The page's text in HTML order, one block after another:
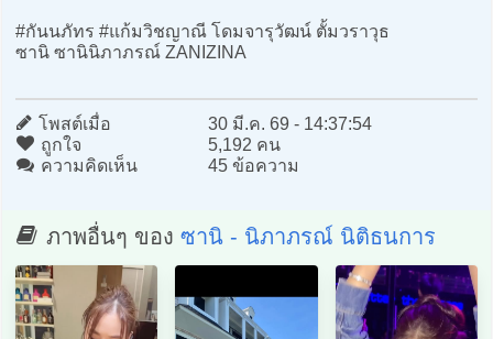
#กันนภัทร #แก้มวิชญาณี โดมจารุวัฒน์ ตั้มวราวุธ
ซานิ ซานินิภาภรณ์ ZANIZINA
โพสต์เมื่อ
30 มี.ค. 69 - 14:37:54
ถูกใจ
5,192 คน
ความคิดเห็น
45 ข้อความ
ภาพอื่นๆ ของ ซานิ - นิภาภรณ์ นิติธนการ